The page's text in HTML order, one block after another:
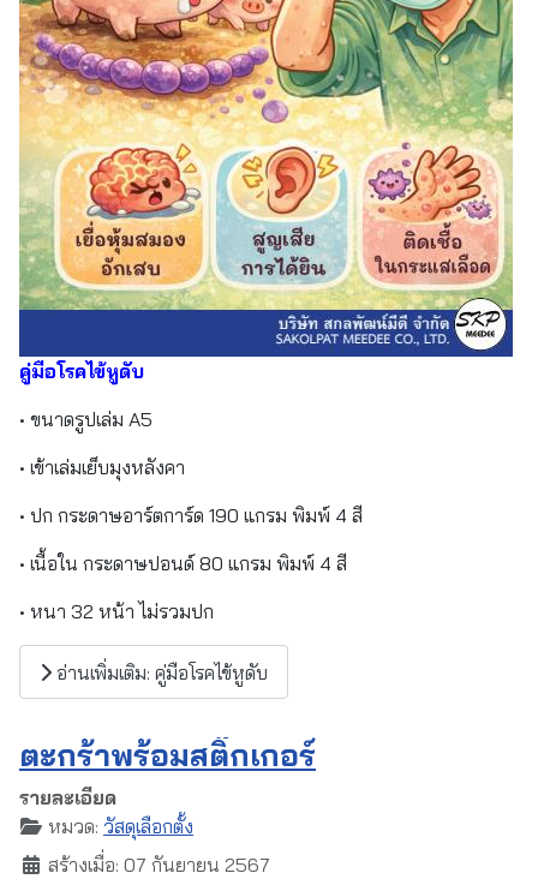
คู่มือโรคไข้หูดับ
• ขนาดรูปเล่ม A5
• เข้าเล่มเย็บมุงหลังคา
• ปก กระดาษอาร์ตการ์ด 190 แกรม พิมพ์ 4 สี
• เนื้อใน กระดาษปอนด์ 80 แกรม พิมพ์ 4 สี
• หนา 32 หน้า ไม่รวมปก
อ่านเพิ่มเติม: คู่มือโรคไข้หูดับ
ตะกร้าพร้อมสติ๊กเกอร์
รายละเอียด
หมวด: วัสดุเลือกตั้ง
สร้างเมื่อ: 07 กันยายน 2567